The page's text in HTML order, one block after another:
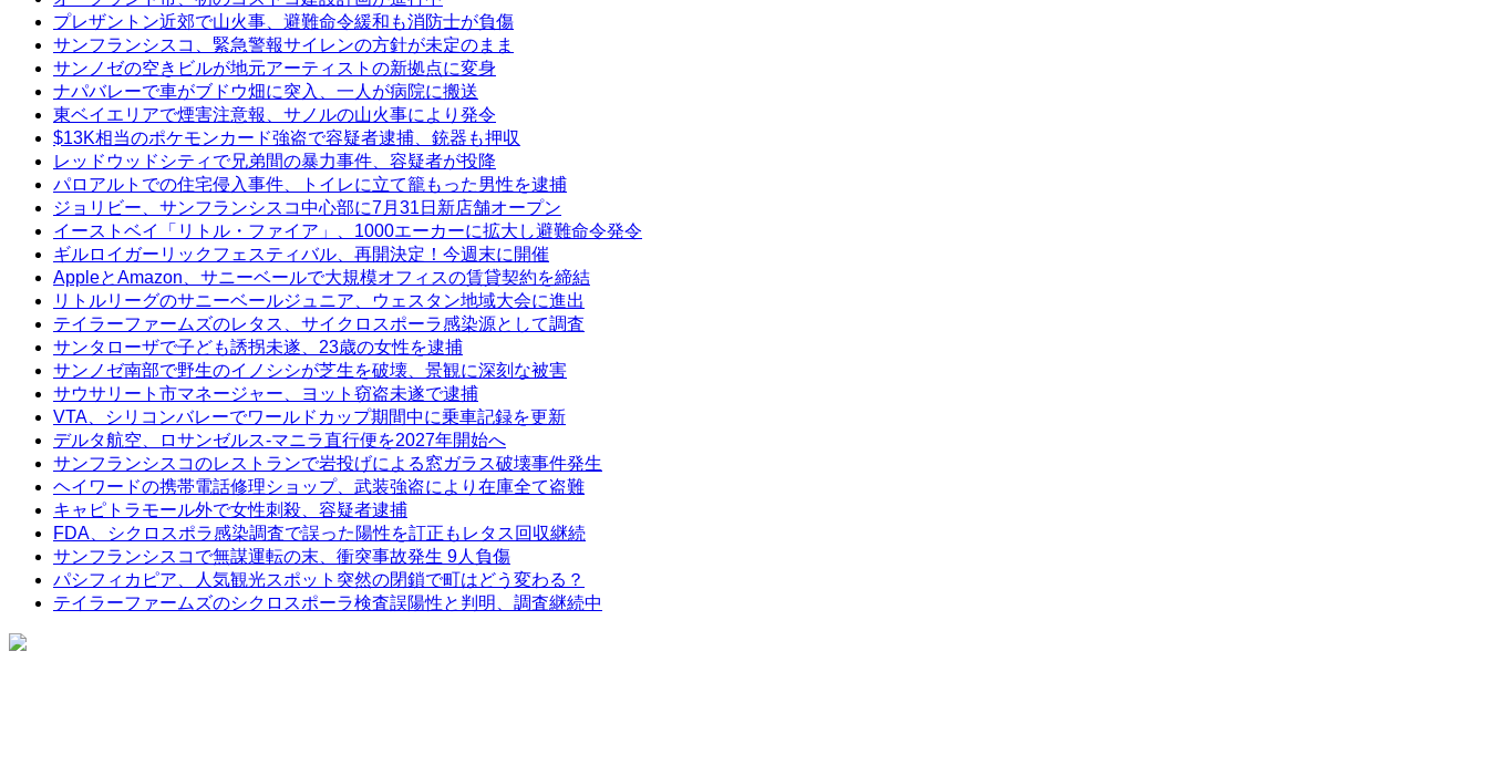
プレザントン近郊で山火事、避難命令緩和も消防士が負傷
サンフランシスコ、緊急警報サイレンの方針が未定のまま
サンノゼの空きビルが地元アーティストの新拠点に変身
ナパバレーで車がブドウ畑に突入、一人が病院に搬送
東ベイエリアで煙害注意報、サノルの山火事により発令
$13K相当のポケモンカード強盗で容疑者逮捕、銃器も押収
レッドウッドシティで兄弟間の暴力事件、容疑者が投降
パロアルトでの住宅侵入事件、トイレに立て籠もった男性を逮捕
ジョリビー、サンフランシスコ中心部に7月31日新店舗オープン
イーストベイ「リトル・ファイア」、1000エーカーに拡大し避難命令発令
ギルロイガーリックフェスティバル、再開決定！今週末に開催
AppleとAmazon、サニーベールで大規模オフィスの賃貸契約を締結
リトルリーグのサニーベールジュニア、ウェスタン地域大会に進出
テイラーファームズのレタス、サイクロスポーラ感染源として調査
サンタローザで子ども誘拐未遂、23歳の女性を逮捕
サンノゼ南部で野生のイノシシが芝生を破壊、景観に深刻な被害
サウサリート市マネージャー、ヨット窃盗未遂で逮捕
VTA、シリコンバレーでワールドカップ期間中に乗車記録を更新
デルタ航空、ロサンゼルス-マニラ直行便を2027年開始へ
サンフランシスコのレストランで岩投げによる窓ガラス破壊事件発生
ヘイワードの携帯電話修理ショップ、武装強盗により在庫全て盗難
キャピトラモール外で女性刺殺、容疑者逮捕
FDA、シクロスポラ感染調査で誤った陽性を訂正もレタス回収継続
サンフランシスコで無謀運転の末、衝突事故発生 9人負傷
パシフィカピア、人気観光スポット突然の閉鎖で町はどう変わる？
テイラーファームズのシクロスポーラ検査誤陽性と判明、調査継続中